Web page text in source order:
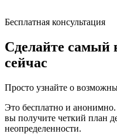
Бесплатная консультация
Сделайте
сейчас
Просто узнайте о
Это бесплатно и
вы получите четкий план
неопределенности.